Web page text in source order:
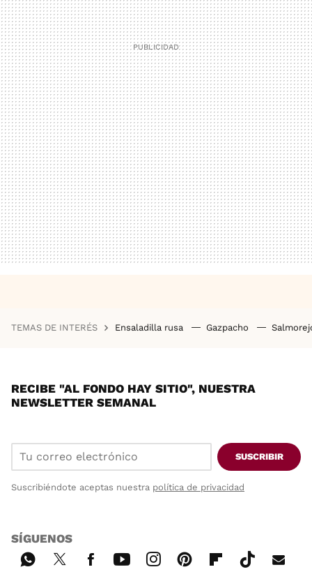
TEMAS DE INTERÉS Ensaladilla rusa Gazpacho
RECIBE "AL FONDO HAY SITIO", NUESTRA
NEWSLETTER SEMANAL
SUSCRIBIR
Suscribiéndote aceptas nuestra política de privacidad
SÍGUENOS